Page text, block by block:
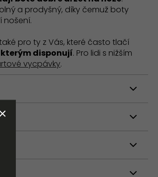
a prodyšný, díky čemuž boty
nošení.
pro ty z Vás, které často tlačí
disponují. Pro lidi s nižším
vycpávky.